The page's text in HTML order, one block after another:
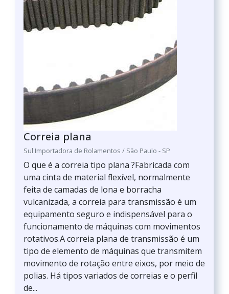
Correia plana
Sul Importadora de Rolamentos / São Paulo - SP
O que é a correia tipo plana ?Fabricada com
uma cinta de material flexível, normalmente
feita de camadas de lona e borracha
vulcanizada, a correia para transmissão é um
equipamento seguro e indispensável para o
funcionamento de máquinas com movimentos
rotativos.A correia plana de transmissão é um
tipo de elemento de máquinas que transmitem
movimento de rotação entre eixos, por meio de
polias. Há tipos variados de correias e o perfil
de...